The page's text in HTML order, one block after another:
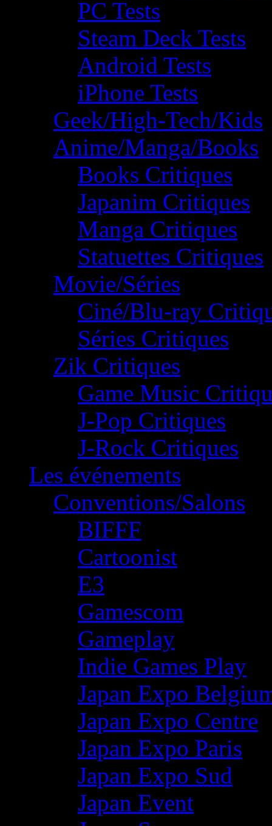
PC Tests
Steam Deck Tests
Android Tests
iPhone Tests
Geek/High-Tech/Kids
Anime/Manga/Books
Books Critiques
Japanim Critiques
Manga Critiques
Statuettes Critiques
Movie/Séries
Ciné/Blu-ray
Séries Critiques
Zik Critiques
Game Music
J-Pop Critiques
J-Rock Critiques
Les événements
Conventions/Salons
BIFFF
Cartoonist
E3
Gamescom
Gameplay
Indie Games Play
Japan Expo
Japan Expo Centre
Japan Expo Paris
Japan Expo Sud
Japan Event